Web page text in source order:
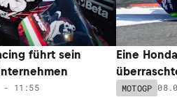
führt sein
- 11:55
Eine
MOTOGP